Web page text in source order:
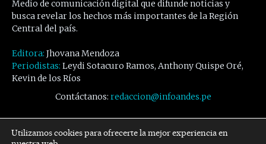
Medio de comunicación digital que difunde noticias y
busca revelar los hechos más importantes de la Región
Central del país.
Editora: Jhovana Mendoza
Periodistas: Leydi Sotacuro Ramos, Anthony Quispe Oré,
Kevin de los Ríos
Contáctanos: redaccion@infoandes.pe
Síguenos
Utilizamos cookies para ofrecerte la mejor experiencia en